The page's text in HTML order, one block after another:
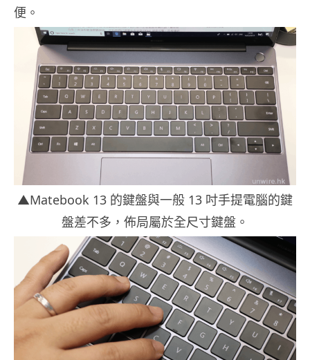
便。
▲Matebook 13 的鍵盤與一般 13 吋手提電腦的鍵
盤差不多，佈局屬於全尺寸鍵盤。